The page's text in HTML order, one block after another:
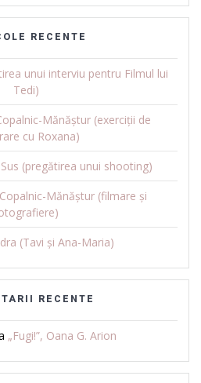
RECENTE
unui interviu pentru Filmul lui
Tedi)
Mănăștur (exerciții de
cu Roxana)
(pregătirea unui shooting)
Mănăștur (filmare și
(Tavi și Ana-Maria)
RECENTE
„Fugi!”, Oana G. Arion